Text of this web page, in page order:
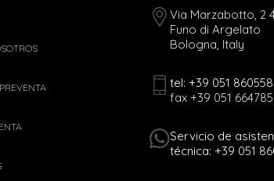
Via Marzabotto, 2
Funo di Argelato
Bologna, Italy
tel: +39 051 860558
fax +39 051
Servicio de
técnica: +39 051